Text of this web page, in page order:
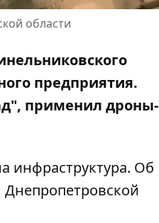
области
предприятия.
применил дроны-
инфраструктура. Об
Днепропетровской